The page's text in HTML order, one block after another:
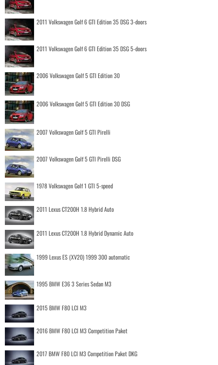
2011 Volkswagen Golf 6 GTI Edition 35 DSG 3-doors
2011 Volkswagen Golf 6 GTI Edition 35 DSG 5-doors
2006 Volkswagen Golf 5 GTI Edition 30
2006 Volkswagen Golf 5 GTI Edition 30 DSG
2007 Volkswagen Golf 5 GTI Pirelli
2007 Volkswagen Golf 5 GTI Pirelli DSG
1978 Volkswagen Golf 1 GTI 5-speed
2011 Lexus CT200H 1.8 Hybrid Auto
2011 Lexus CT200H 1.8 Hybrid Dynamic Auto
1999 Lexus ES (XV20) 1999 300 automatic
1995 BMW E36 3 Series Sedan M3
2015 BMW F80 LCI M3
2016 BMW F80 LCI M3 Competition Paket
2017 BMW F80 LCI M3 Competition Paket DKG